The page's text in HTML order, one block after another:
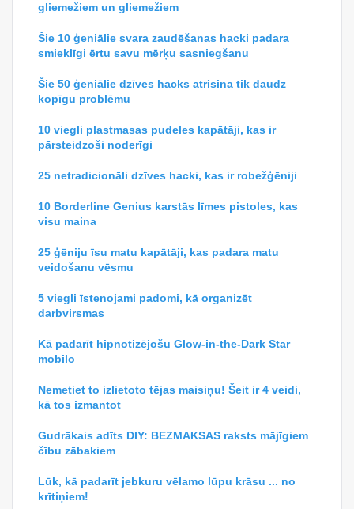
gliemežiem un gliemežiem
Šie 10 ģeniālie svara zaudēšanas hacki padara
smieklīgi ērtu savu mērķu sasniegšanu
Šie 50 ģeniālie dzīves hacks atrisina tik daudz
kopīgu problēmu
10 viegli plastmasas pudeles kapātāji, kas ir
pārsteidzoši noderīgi
25 netradicionāli dzīves hacki, kas ir robežģēniji
10 Borderline Genius karstās līmes pistoles, kas
visu maina
25 ģēniju īsu matu kapātāji, kas padara matu
veidošanu vēsmu
5 viegli īstenojami padomi, kā organizēt
darbvirsmas
Kā padarīt hipnotizējošu Glow-in-the-Dark Star
mobilo
Nemetiet to izlietoto tējas maisiņu! Šeit ir 4 veidi,
kā tos izmantot
Gudrākais adīts DIY: BEZMAKSAS raksts mājīgiem
čību zābakiem
Lūk, kā padarīt jebkuru vēlamo lūpu krāsu ... no
krītiņiem!